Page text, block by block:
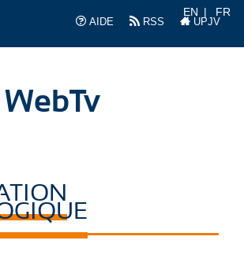
AIDE
RSS UPJV
EN FR
WebTv